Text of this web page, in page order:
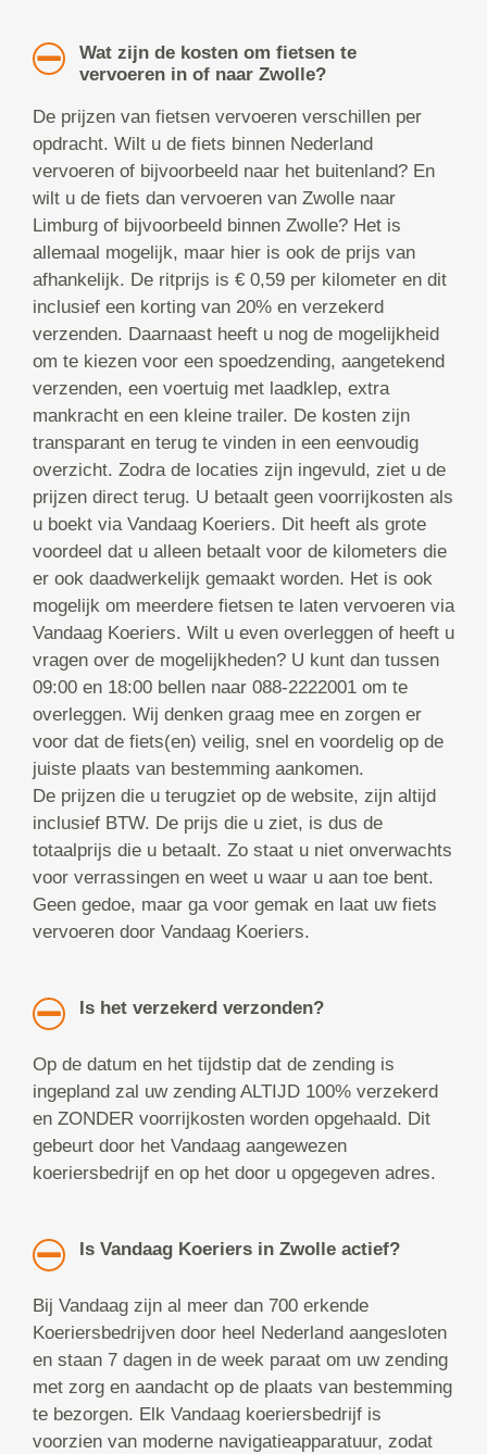
Wat zijn de kosten om fietsen te
vervoeren in of naar Zwolle?
De prijzen van fietsen vervoeren verschillen per
opdracht. Wilt u de fiets binnen Nederland
vervoeren of bijvoorbeeld naar het buitenland? En
wilt u de fiets dan vervoeren van Zwolle naar
Limburg of bijvoorbeeld binnen Zwolle? Het is
allemaal mogelijk, maar hier is ook de prijs van
afhankelijk. De ritprijs is € 0,59 per kilometer en dit
inclusief een korting van 20% en verzekerd
verzenden. Daarnaast heeft u nog de mogelijkheid
om te kiezen voor een spoedzending, aangetekend
verzenden, een voertuig met laadklep, extra
mankracht en een kleine trailer. De kosten zijn
transparant en terug te vinden in een eenvoudig
overzicht. Zodra de locaties zijn ingevuld, ziet u de
prijzen direct terug. U betaalt geen voorrijkosten als
u boekt via Vandaag Koeriers. Dit heeft als grote
voordeel dat u alleen betaalt voor de kilometers die
er ook daadwerkelijk gemaakt worden. Het is ook
mogelijk om meerdere fietsen te laten vervoeren via
Vandaag Koeriers. Wilt u even overleggen of heeft u
vragen over de mogelijkheden? U kunt dan tussen
09:00 en 18:00 bellen naar 088-2222001 om te
overleggen. Wij denken graag mee en zorgen er
voor dat de fiets(en) veilig, snel en voordelig op de
juiste plaats van bestemming aankomen.
De prijzen die u terugziet op de website, zijn altijd
inclusief BTW. De prijs die u ziet, is dus de
totaalprijs die u betaalt. Zo staat u niet onverwachts
voor verrassingen en weet u waar u aan toe bent.
Geen gedoe, maar ga voor gemak en laat uw fiets
vervoeren door Vandaag Koeriers.
Is het verzekerd verzonden?
Op de datum en het tijdstip dat de zending is
ingepland zal uw zending ALTIJD 100% verzekerd
en ZONDER voorrijkosten worden opgehaald. Dit
gebeurt door het Vandaag aangewezen
koeriersbedrijf en op het door u opgegeven adres.
Is Vandaag Koeriers in Zwolle actief?
Bij Vandaag zijn al meer dan 700 erkende
Koeriersbedrijven door heel Nederland aangesloten
en staan 7 dagen in de week paraat om uw zending
met zorg en aandacht op de plaats van bestemming
te bezorgen. Elk Vandaag koeriersbedrijf is
voorzien van moderne navigatieapparatuur, zodat